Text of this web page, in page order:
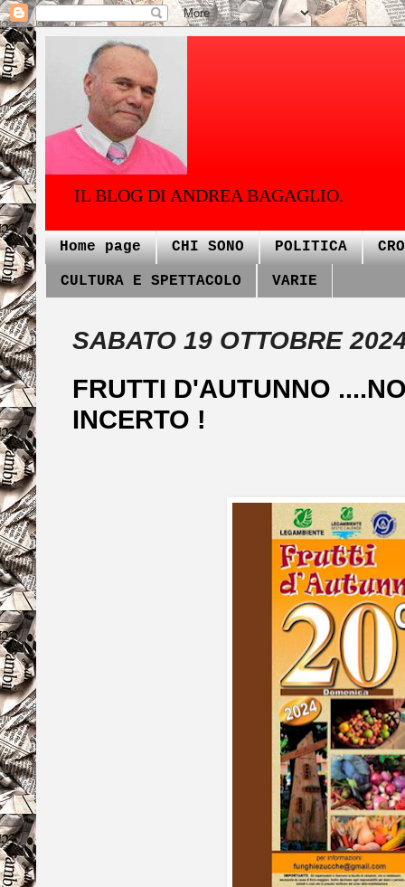
IL BLOG DI ANDREA BAGAGLIO.
Home page CHI SONO POLITICA
CULTURA E SPETTACOLO VARIE
SABATO 19 OTTOBRE
FRUTTI D'AUTUNNO
INCERTO !